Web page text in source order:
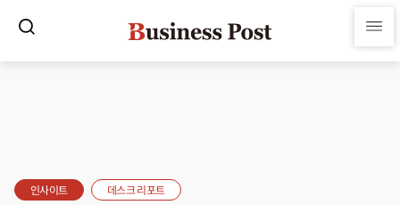
인사이트 데스크 리포트